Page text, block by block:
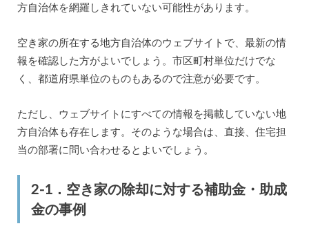
方自治体を網羅しきれていない可能性があります。
空き家の所在する地方自治体のウェブサイトで、最新の情
報を確認した方がよいでしょう。市区町村単位だけでな
く、都道府県単位のものもあるので注意が必要です。
ただし、ウェブサイトにすべての情報を掲載していない地
方自治体も存在します。そのような場合は、直接、住宅担
当の部署に問い合わせるとよいでしょう。
2-1．空き家の除却に対する補助金・助成
金の事例